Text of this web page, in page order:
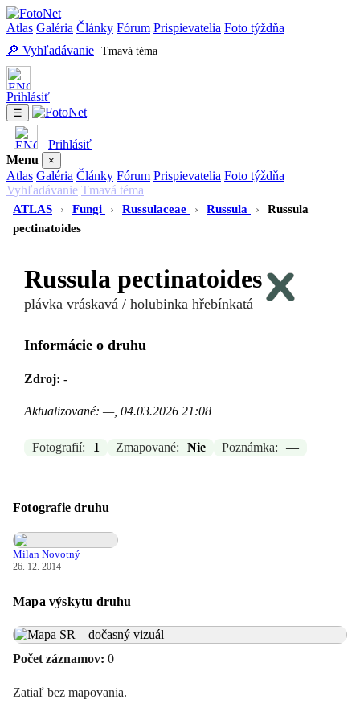
Atlas Galéria Články Fórum Prispievatelia Foto týždňa
🔎 Vyhľadávanie Tmavá téma
Prihlásiť
☰
Prihlásiť
Menu
×
Atlas Galéria Články Fórum Prispievatelia Foto týždňa
Vyhľadávanie Tmavá téma
ATLAS
› Fungi › Russulaceae › Russula ›
Russula
pectinatoides
Russula pectinatoides
plávka vráskavá / holubinka hřebínkatá
Informácie o druhu
Zdroj: -
Aktualizované: —, 04.03.2026 21:08
Fotografií: 1 Zmapované: Nie Poznámka: —
Fotografie druhu
Milan Novotný
26. 12. 2014
Mapa výskytu druhu
Počet záznamov: 0
Zatiaľ bez mapovania.